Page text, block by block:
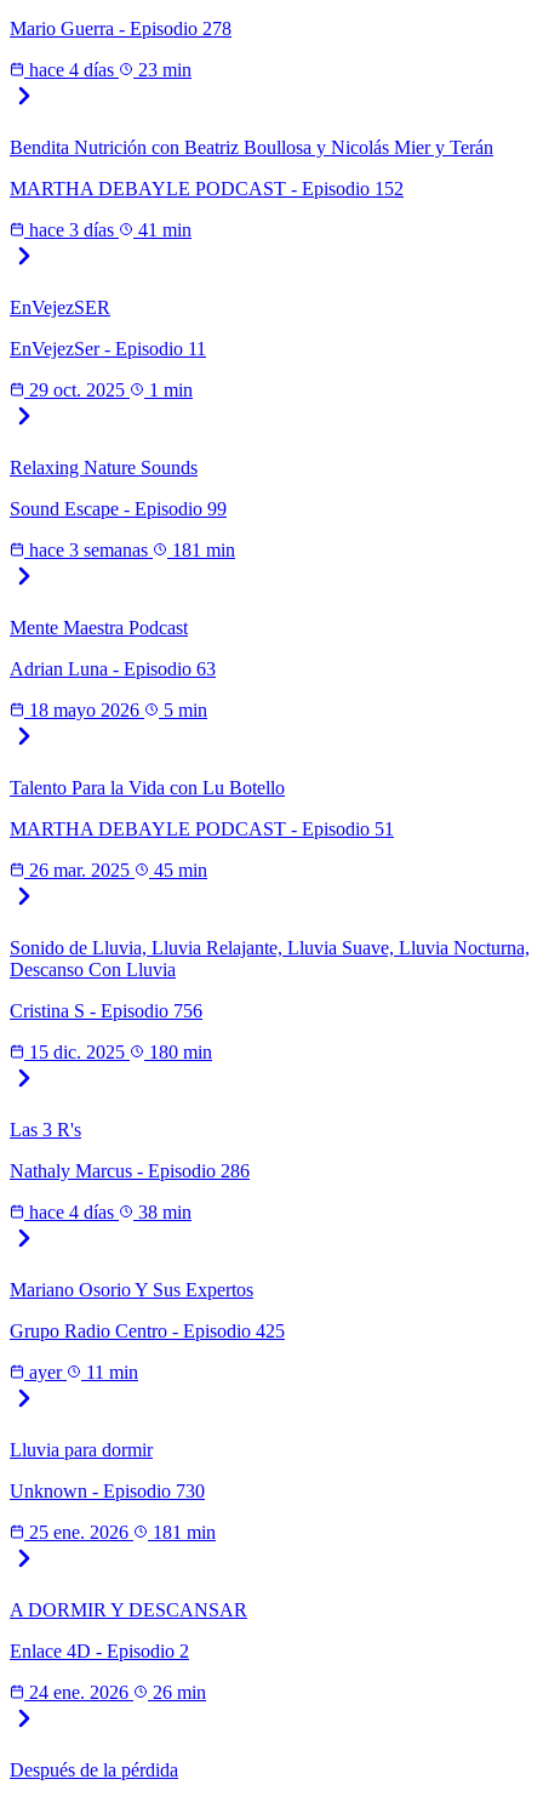
Mario Guerra - Episodio 278
hace 4 días
23 min
Bendita Nutrición con Beatriz Boullosa y Nicolás Mier y Terán
MARTHA DEBAYLE PODCAST - Episodio 152
hace 3 días
41 min
EnVejezSER
EnVejezSer - Episodio 11
29 oct. 2025
1 min
Relaxing Nature Sounds
Sound Escape - Episodio 99
hace 3 semanas
181 min
Mente Maestra Podcast
Adrian Luna - Episodio 63
18 mayo 2026
5 min
Talento Para la Vida con Lu Botello
MARTHA DEBAYLE PODCAST - Episodio 51
26 mar. 2025
45 min
Sonido de Lluvia, Lluvia Relajante, Lluvia Suave, Lluvia Nocturna,
Descanso Con Lluvia
Cristina S - Episodio 756
15 dic. 2025
180 min
Las 3 R's
Nathaly Marcus - Episodio 286
hace 4 días
38 min
Mariano Osorio Y Sus Expertos
Grupo Radio Centro - Episodio 425
ayer
11 min
Lluvia para dormir
Unknown - Episodio 730
25 ene. 2026
181 min
A DORMIR Y DESCANSAR
Enlace 4D - Episodio 2
24 ene. 2026
26 min
Después de la pérdida